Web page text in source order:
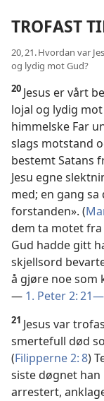
TROFAST
20, 21. Hvordan var
og lydig mot Gud?
20 Jesus er vårt
lojal og lydig
himmelske Far
slags motstand
bestemt Satans
Jesu egne
med; en gang
forstanden». (
dem ta motet
Gud hadde gitt
skjellsord
å gjøre noe som
— 1. Peter 2:
21 Jesus var
smertefull død
(Filipperne 2: 8)
siste døgnet han
arrestert,